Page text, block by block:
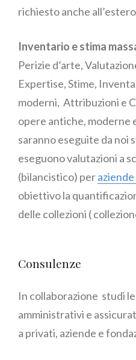
richiesto anche
Inventario e stima
Perizie d’arte,
Expertise, Stime,
moderni, Attribuzioni e
opere antiche, moderne
saranno eseguite da noi
eseguono valutazioni a
(bilancistico) per
obiettivo la
delle collezioni (
Consulenze
In collaborazione studi
amministrativi e
a privati, aziende e